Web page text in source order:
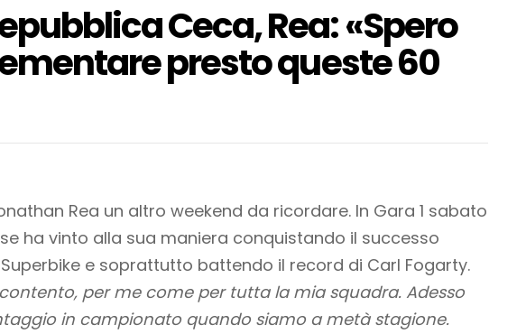
Ceca, Rea: «Spero
presto queste 60
Rea un altro weekend da ricordare. In Gara 1 sabato
ha vinto alla sua maniera conquistando il successo
e soprattutto battendo il record di Carl Fogarty.
per me come per tutta la mia squadra. Adesso
in campionato quando siamo a metà stagione.